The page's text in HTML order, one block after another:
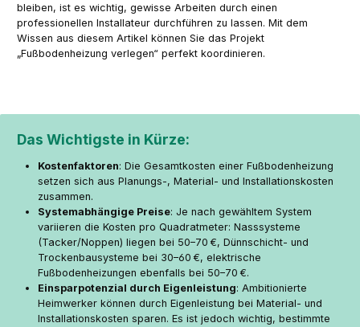
bleiben, ist es wichtig, gewisse Arbeiten durch einen
professionellen Installateur durchführen zu lassen. Mit dem
Wissen aus diesem Artikel können Sie das Projekt
„Fußbodenheizung verlegen“ perfekt koordinieren.
Das Wichtigste in Kürze:
Kostenfaktoren: Die Gesamtkosten einer Fußbodenheizung
setzen sich aus Planungs-, Material- und Installationskosten
zusammen.
Systemabhängige Preise: Je nach gewähltem System
variieren die Kosten pro Quadratmeter: Nasssysteme
(Tacker/Noppen) liegen bei 50–70 €, Dünnschicht- und
Trockenbausysteme bei 30–60 €, elektrische
Fußbodenheizungen ebenfalls bei 50–70 €.
Einsparpotenzial durch Eigenleistung: Ambitionierte
Heimwerker können durch Eigenleistung bei Material- und
Installationskosten sparen. Es ist jedoch wichtig, bestimmte